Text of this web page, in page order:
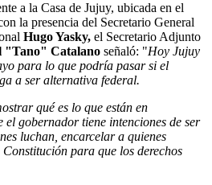
a la Casa de Jujuy, ubicada en el
la presencia del Secretario General
Hugo Yasky, el Secretario Adjunto
"Tano" Catalano señaló: "Hoy Jujuy
para lo que podría pasar si el
a ser alternativa federal.
qué es lo que están en
el gobernador tiene intenciones de ser
luchan, encarcelar a quienes
para que los derechos